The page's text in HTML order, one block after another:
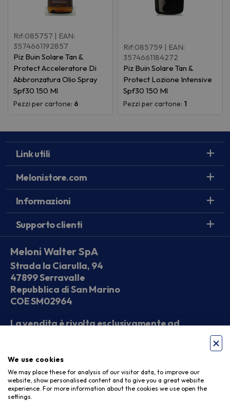
Rif:085757 | EAN:
3574661192857
Piz Buin Solare Tan &
Protect Acceleratore Di
Abbronzatura Olio Spray
Spf30 150 Ml
Pezzi per cartone: 6
Rif:085759 | EAN:
3574661184272
Piz Buin Solare Tan &
Protect Lozione Intensive
Spf30 150 Ml
Pezzi per cartone: 1
Link utili
Melonistore.com
Informazioni
Supporto clienti
Meloni Walter SpA
Strada la Ciarulla, 94
47899 Serravalle
Repubblica di San Marino
COE SM02964
La vendita è rivolta esclusivamente ad
Seguici sui social
We use cookies
We may place these for analysis of our visitor data, to improve our
website, show personalised content and to give you a great website
experience. For more information about the cookies we use open the
settings.